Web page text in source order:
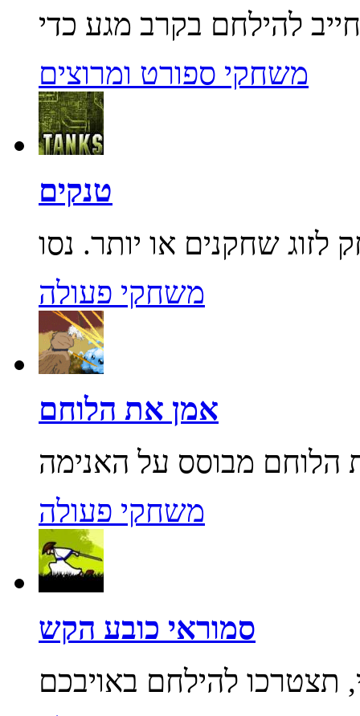
משחקי ספורט ומרוצים
טנקים
משחקי פעולה
אמן את הלוחם
משחקי פעולה
סמוראי כובע הקש